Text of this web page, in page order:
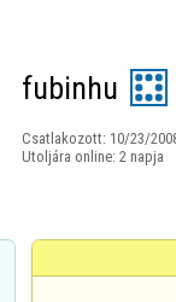
fubinhu
Csatlakozott: 10/23/
Utoljára online: 2 napja